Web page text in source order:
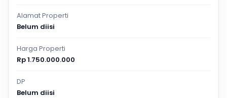
Alamat Properti
Belum diisi
Harga Properti
Rp 1.750.000.000
DP
Belum diisi